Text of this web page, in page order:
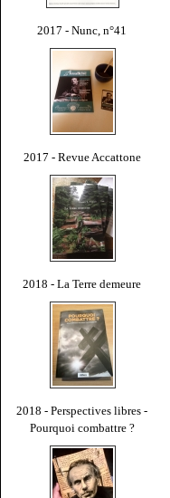
2017 - Nunc, n°41
2017 - Revue Accattone
2018 - La Terre demeure
2018 - Perspectives libres -
Pourquoi combattre ?